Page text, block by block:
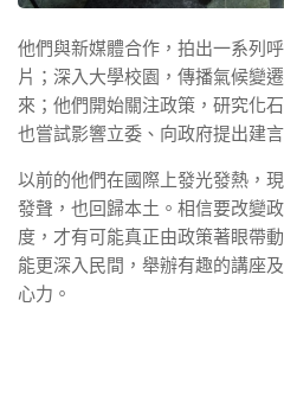
他們與新媒體合作，拍出一系列
片；深入大學校園，傳播氣候變
來；他們開始關注政策，研究化
也嘗試影響立委、向政府提出建
以前的他們在國際上發光發熱，
發聲，也回歸本土。相信要改變
度，才有可能真正由政策著眼帶
能更深入民間，舉辦有趣的講座
心力。